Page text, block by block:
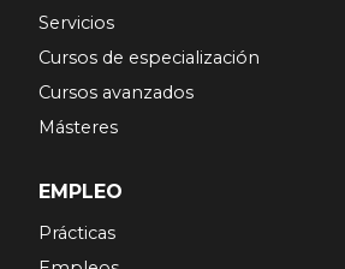
Servicios
Cursos de especialización
Cursos avanzados
Másteres
EMPLEO
Prácticas